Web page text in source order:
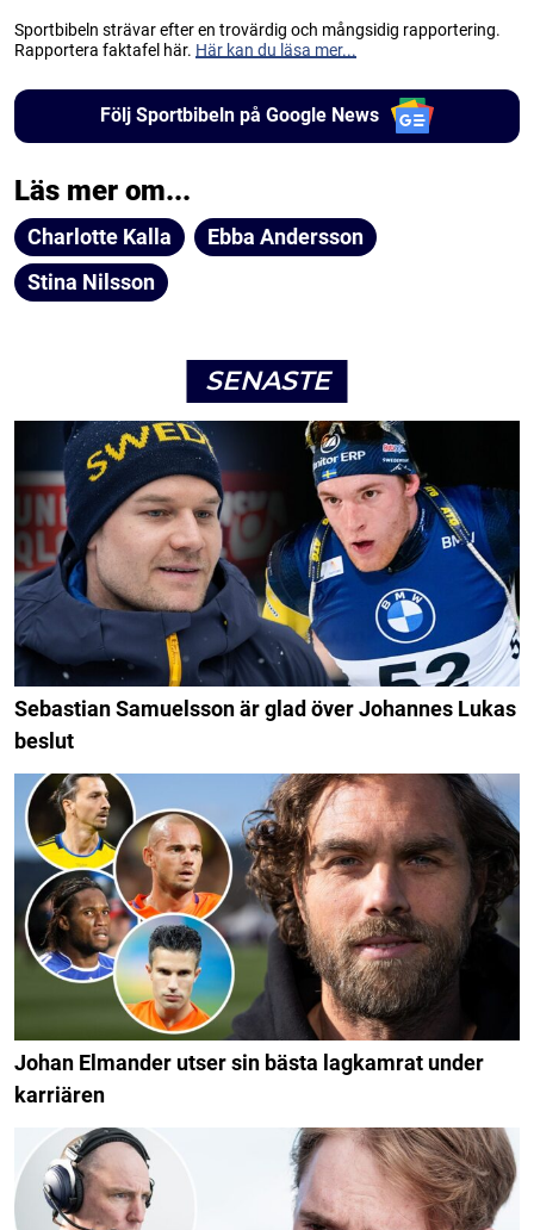
Sportbibeln strävar efter en trovärdig och mångsidig rapportering.
Rapportera faktafel här. Här kan du läsa mer...
Följ Sportbibeln på Google News
Läs mer om...
Charlotte Kalla
Ebba Andersson
Stina Nilsson
SENASTE
Sebastian Samuelsson är glad över Johannes Lukas
beslut
Johan Elmander utser sin bästa lagkamrat under
karriären